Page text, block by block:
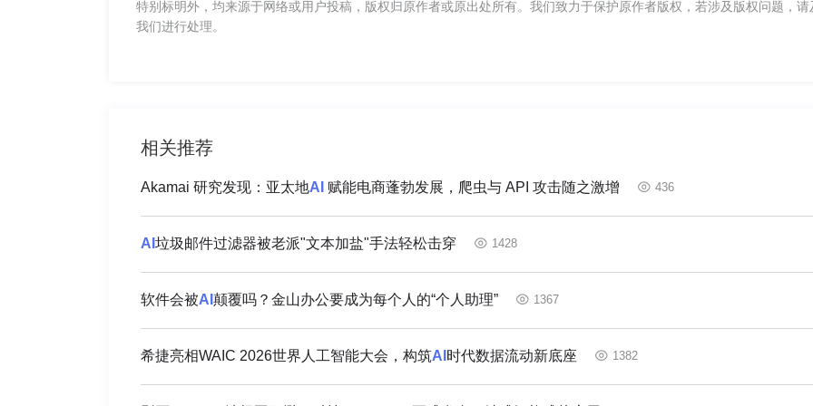
特别标明外，均来源于网络或用户投稿，版权归原作者或原出处所有。我们致力于保护原作者版权，若涉及版权问题，请
我们进行处理。
相关推荐
Akamai 研究发现：亚太地AI 赋能电商蓬勃发展，爬虫与 API 攻击随之激增 436
AI 垃圾邮件过滤器被老派"文本加盐"手法轻松击穿 1428
软件会被AI 颠覆吗？金山办公要成为每个人的“个人助理” 1367
希捷亮相WAIC 2026世界人工智能大会，构筑AI 时代数据流动新底座 1382